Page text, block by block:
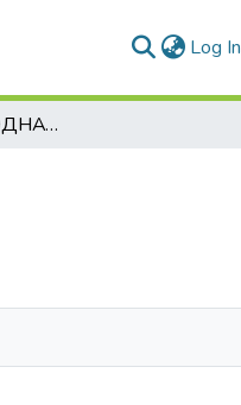
Log In
ВЕСТНИК ЗА НАРОДНАТА СЪДБА